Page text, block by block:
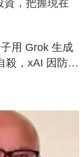
資，把握現在
用 Grok 生成
殺，xAI 因防護